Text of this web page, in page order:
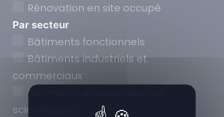
Rénovation en site occupé
Par secteur
Bâtiments fonctionnels
Bâtiments industriels et
commerciaux
Bâtiments universitaires et
scientifiques